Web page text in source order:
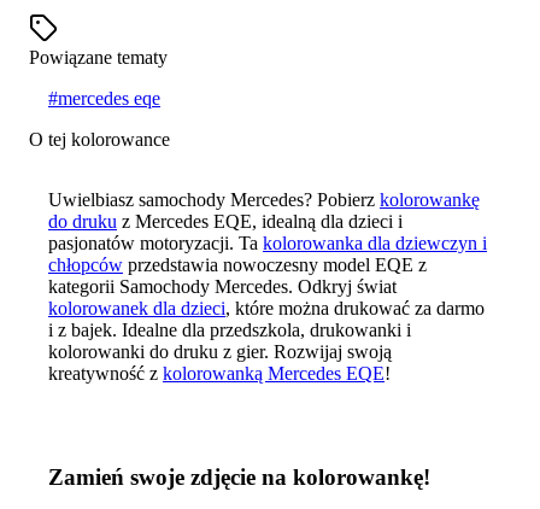
Powiązane tematy
#mercedes eqe
O tej kolorowance
Uwielbiasz samochody Mercedes? Pobierz kolorowankę
do druku z Mercedes EQE, idealną dla dzieci i
pasjonatów motoryzacji. Ta kolorowanka dla dziewczyn i
chłopców przedstawia nowoczesny model EQE z
kategorii Samochody Mercedes. Odkryj świat
kolorowanek dla dzieci, które można drukować za darmo
i z bajek. Idealne dla przedszkola, drukowanki i
kolorowanki do druku z gier. Rozwijaj swoją
kreatywność z kolorowanką Mercedes EQE!
Zamień swoje zdjęcie na kolorowankę!